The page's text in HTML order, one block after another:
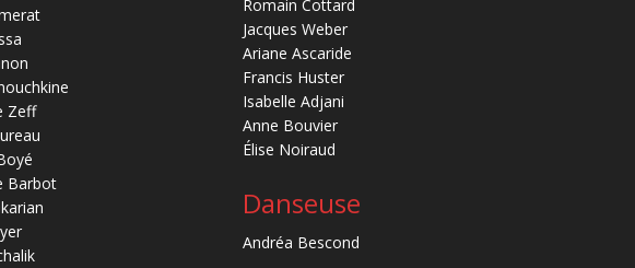
Zeff
Barbot
Romain Cottard
Jacques Weber
Ariane Ascaride
Francis Huster
Isabelle Adjani
Anne Bouvier
Élise Noiraud
Danseuse
Andréa Bescond